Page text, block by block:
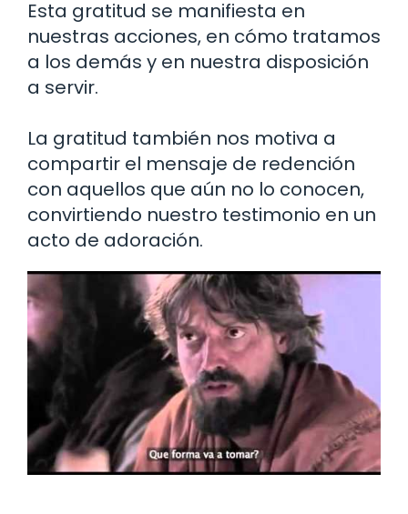
Esta gratitud se manifiesta en
nuestras acciones, en cómo tratamos
a los demás y en nuestra disposición
a servir.
La gratitud también nos motiva a
compartir el mensaje de redención
con aquellos que aún no lo conocen,
convirtiendo nuestro testimonio en un
acto de adoración.